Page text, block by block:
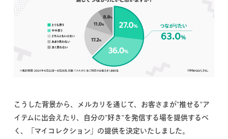
こうした背景から、メルカリを通じて、お客さまが”推せる”ア
イテムに出会えたり、自分の”好き”を発信する場を提供するべ
く、「マイコレクション」の提供を決定いたしました。